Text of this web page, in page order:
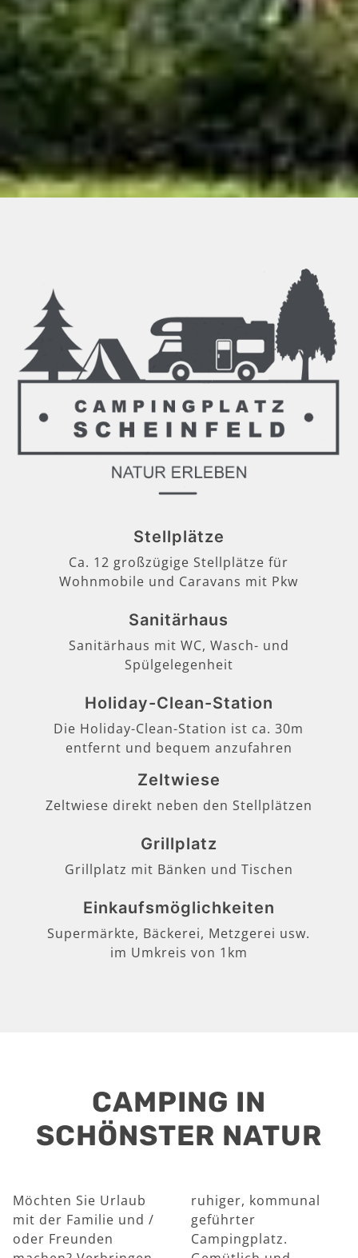
Stellplätze
Ca. 12 großzügige Stellplätze für
Wohnmobile und Caravans mit Pkw
Sanitärhaus
Sanitärhaus mit WC, Wasch- und
Spülgelegenheit
Holiday-Clean-Station
Die Holiday-Clean-Station ist ca. 30m
entfernt und bequem anzufahren
Zeltwiese
Zeltwiese direkt neben den Stellplätzen
Grillplatz
Grillplatz mit Bänken und Tischen
Einkaufsmöglichkeiten
Supermärkte, Bäckerei, Metzgerei usw.
im Umkreis von 1km
CAMPING IN
SCHÖNSTER NATUR
Möchten Sie Urlaub
mit der Familie und /
oder Freunden
ruhiger, kommunal
geführter
Campingplatz.